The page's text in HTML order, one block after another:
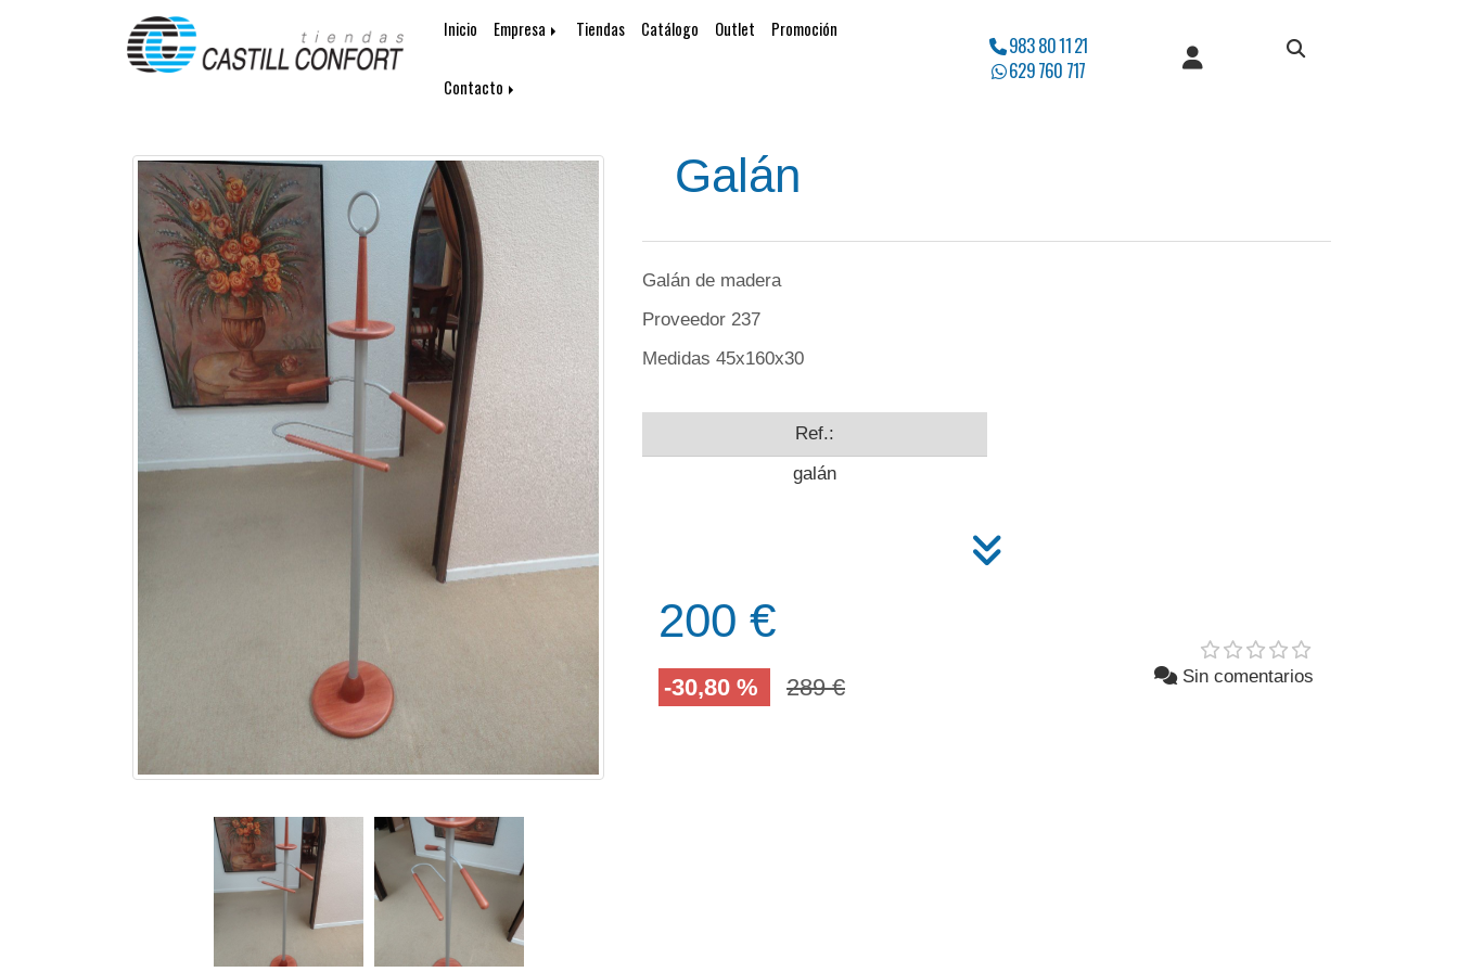
Inicio Empresa Tiendas Catálogo Outlet Promoción
Contacto
983 80 11 21
629 760 717
Galán
Galán de madera
Proveedor 237
Medidas 45x160x30
Ref.:
galán
200 €
-30,80 % 289 € Sin comentarios